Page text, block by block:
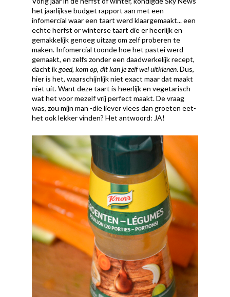
het jaarlijkse budget rapport aan met een
infomercial waar een taart werd klaargemaakt... een
echte herfst or winterse taart die er heerlijk en
gemakkelijk genoeg uitzag om zelf proberen te
maken. Infomercial toonde hoe het pastei werd
gemaakt, en zelfs zonder een daadwerkelijk recept,
dacht ikgoed, kom op, dit kan je zelf wel uitkienen. Dus,
hier is het, waarschijnlijk niet exact maar dat maakt
niet uit. Want deze taart is heerlijk en vegetarisch
wat het voor mezelf vrij perfect maakt. De vraag
was, zou mijn man -die liever vlees dan groeten eet-
het ook lekker vinden? Het antwoord: JA!